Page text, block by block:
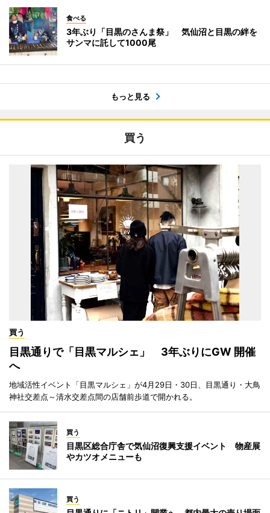
食べる
3年ぶり「目黒のさんま祭」 気仙沼と目黒の絆を
サンマに託して1000尾
もっと見る
買う
買う
目黒通りで「目黒マルシェ」 3年ぶりにGW 開催
へ
地域活性イベント「目黒マルシェ」が4月29日・30日、目黒通り・大鳥
神社交差点～清水交差点間の店舗前歩道で開かれる。
買う
目黒区総合庁舎で気仙沼復興支援イベント 物産展
やカツオメニューも
買う